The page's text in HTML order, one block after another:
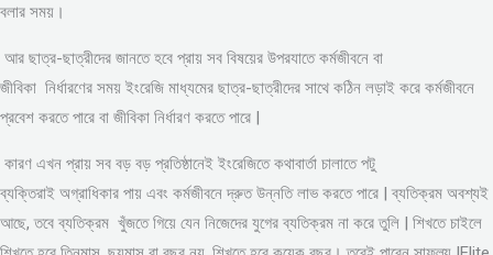
বলার সময়।
আর ছাত্র-ছাত্রীদের জানতে হবে প্রায় সব বিষয়ের উপরযাতে কর্মজীবনে বা
জীবিকা নির্ধারণের সময় ইংরেজি মাধ্যমের ছাত্র-ছাত্রীদের সাথে কঠিন লড়াই করে কর্মজীবনে
প্রবেশ করতে পারে বা জীবিকা নির্ধারণ করতে পারে |
কারণ এখন প্রায় সব বড় বড় প্রতিষ্ঠানেই ইংরেজিতে কথাবার্তা চালাতে পটু
ব্যক্তিরাই অগ্রাধিকার পায় এবং কর্মজীবনে দ্রুত উন্নতি লাভ করতে পারে | ব্যতিক্রম অবশ্যই
আছে, তবে ব্যতিক্রম খুঁজতে গিয়ে যেন নিজেদের যুগের ব্যতিক্রম না করে তুলি | শিখতে চাইলে